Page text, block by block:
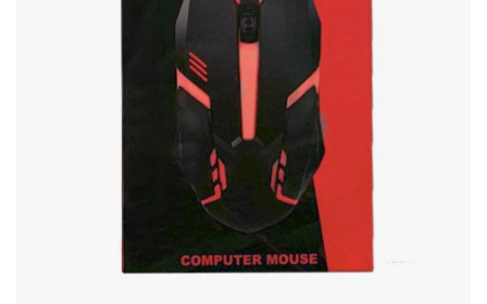
UPS Uninterruptible Power Supply